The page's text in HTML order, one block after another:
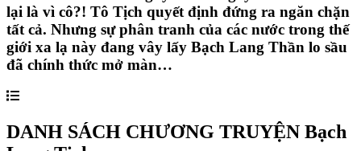
lại là vì cô?! Tô Tịch quyết định đứng ra ngăn chặn
tất cả. Nhưng sự phân tranh của các nước trong thế
giới xa lạ này đang vây lấy Bạch Lang Thần lo sầu
đã chính thức mở màn…
DANH SÁCH CHƯƠNG TRUYỆN Bạch